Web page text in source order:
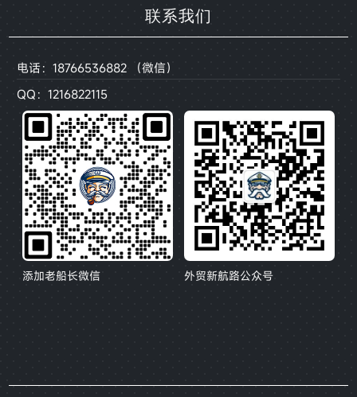
联系我们
电话：18766536882 （微信）
QQ：1216822115
添加老船长微信 外贸新航路公众号